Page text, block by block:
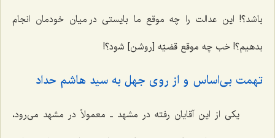
باشد؟! این عدالت را چه موقع ما بایستی در میان خودمان انجام
بدهیم؟! خب چه موقع قضیّه [روشن] شود؟!
تهمت بی‌اساس و از روی جهل به سید هاشم حداد
یکی از این آقایان رفته در مشهد ـ معمولاً در مشهد می‌رود،